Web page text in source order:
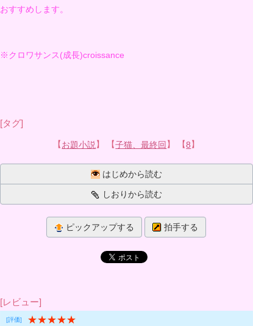
おすすめします。
※クロワサンス(成長)croissance
[タグ]
【お題小説】 【子猫、最終回 】 【8】
はじめから読む
しおりから読む
ピックアップする 拍手する
[レビュー]
[評価] ★★★★★